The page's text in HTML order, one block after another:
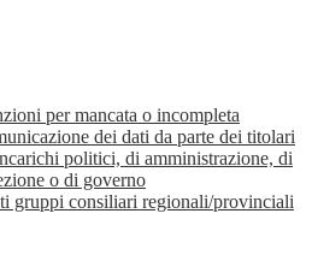
per mancata o incompleta
dei dati da parte dei titolari
politici, di amministrazione, di
o di governo
gruppi consiliari regionali/provinciali